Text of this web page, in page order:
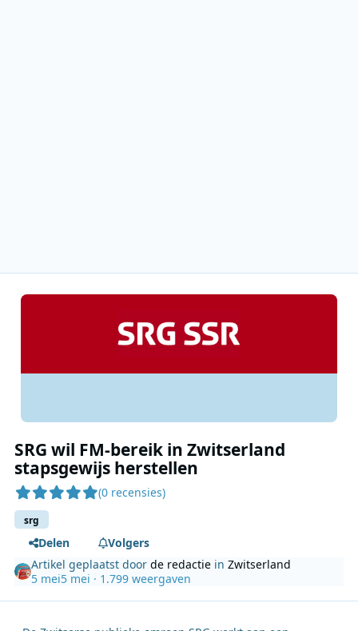
SRG wil FM-bereik in Zwitserland
stapsgewijs herstellen
(0 recensies)
srg
Delen
Volgers
Artikel geplaatst doorde redactie inZwitserland
5 mei5 mei · 1.799 weergaven